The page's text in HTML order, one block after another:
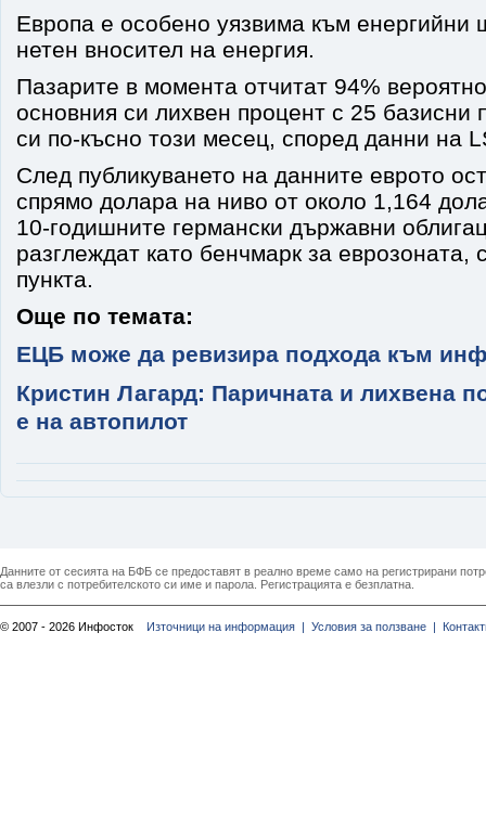
Европа е особено уязвима към енергийни
нетен вносител на енергия.
Пазарите в момента отчитат 94%
основния си лихвен процент с 25 базисни
си по-късно този месец, според данни на
След публикуването на данните еврото
спрямо долара на ниво от около 1,164
10-годишните германски държавни
разглеждат като бенчмарк за еврозоната,
пункта.
Още по темата:
ЕЦБ може да ревизира подхода към
Кристин Лагард: Паричната и лихвена
е на автопилот
Данните от сесията на БФБ се предоставят в реално време само на регистрирани
са влезли с потребителското си име и парола. Регистрацията е безплатна.
© 2007 - 2026 Инфосток Източници на информация | Условия за ползване |